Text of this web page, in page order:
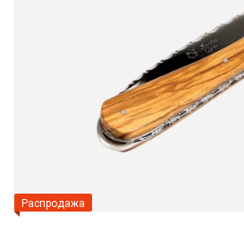
Распродажа